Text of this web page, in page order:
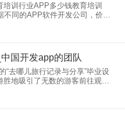
培训行业APP多少钱教育培训
同的APP软件开发公司，价格
手机APP应用公司开发的，定
几十万不等的价格上。影响
国开发app的团队
“去哪儿旅行记录与分享”毕业设
胜地吸引了无数的游客前往观
不能对旅游具体情况做准备。
的认识到“去哪儿”旅行记录与分